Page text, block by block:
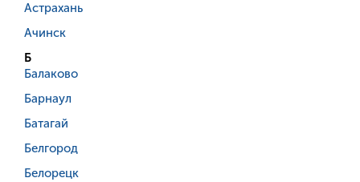
Астрахань
Ачинск
Б
Балаково
Барнаул
Батагай
Белгород
Белорецк